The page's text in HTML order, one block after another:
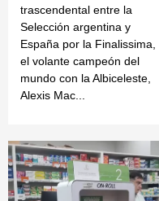
trascendental entre la
Selección argentina y
España por la Finalissima,
el volante campeón del
mundo con la Albiceleste,
Alexis Mac...